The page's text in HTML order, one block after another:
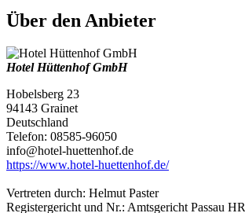
Über den Anbieter
Hotel Hüttenhof GmbH
Hobelsberg 23
94143 Grainet
Deutschland
Telefon: 08585-96050
info@hotel-huettenhof.de
https://www.hotel-huettenhof.de/
Vertreten durch: Helmut Paster
Registergericht und Nr.: Amtsgericht Passau